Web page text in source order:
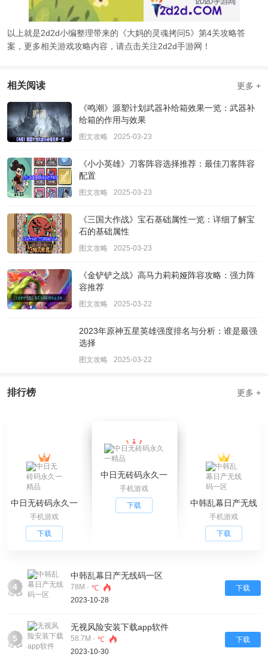
以上就是2d2d小编整理带来的《大妈的灵魂拷问5》第4关攻略答
案，更多相关游戏攻略内容，请点击关注2d2d手游网！
相关阅读 更多 +
《鸣潮》源塑计划武器补给箱效果一览：武器补
给箱的作用与效果
图文攻略 2025-03-23
《小小英雄》刀客阵容选择推荐：最佳刀客阵容
配置
图文攻略 2025-03-23
《三国大作战》宝石基础属性一览：详细了解宝
石的基础属性
图文攻略 2025-03-23
《金铲铲之战》高马力莉莉娅阵容攻略：强力阵
容推荐
图文攻略 2025-03-22
2023年原神五星英雄强度排名与分析：谁是最强
选择
图文攻略 2025-03-22
排行榜 更多 +
中日无砖码永久一
精品
手机游戏
下载
中日无砖码永久一
精品
手机游戏
下载
中韩乱幕日产无线
码一区
手机游戏
下载
4
中韩乱幕日产无线码一区
78M · ℃
2023-10-28
下载
5
无视风险安装下载app软件
58.7M · ℃
2023-10-30
下载